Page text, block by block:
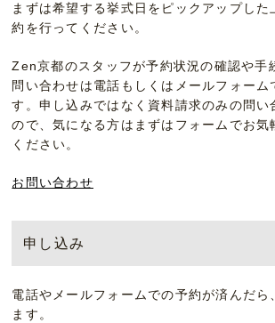
まずは希望する挙式日をピックアップした
約を行ってください。
Zen京都のスタッフが予約状況の確認や手
問い合わせは電話もしくはメールフォーム
す。申し込みではなく資料請求のみの問い
ので、気になる方はまずはフォームでお気
ください。
お問い合わせ
申し込み
電話やメールフォームでの予約が済んだら
ます。